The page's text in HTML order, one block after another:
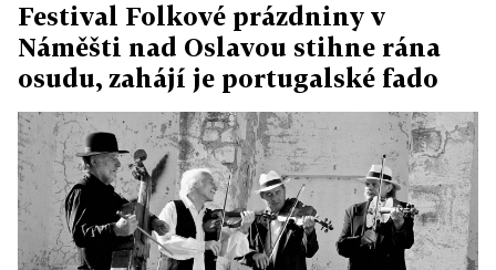
Festival Folkové prázdniny v
Náměšti nad Oslavou stihne rána
osudu, zahájí je portugalské fado